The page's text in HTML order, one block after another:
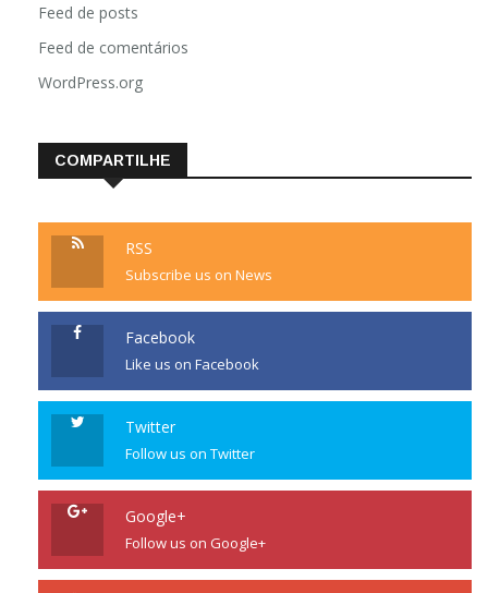
Feed de posts
Feed de comentários
WordPress.org
COMPARTILHE
RSS
Subscribe us on News
Facebook
Like us on Facebook
Twitter
Follow us on Twitter
Google+
Follow us on Google+